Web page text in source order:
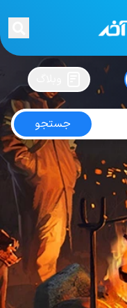
بساز !
جستجو
4.6 از5| از115 کاربر
آنتالیا